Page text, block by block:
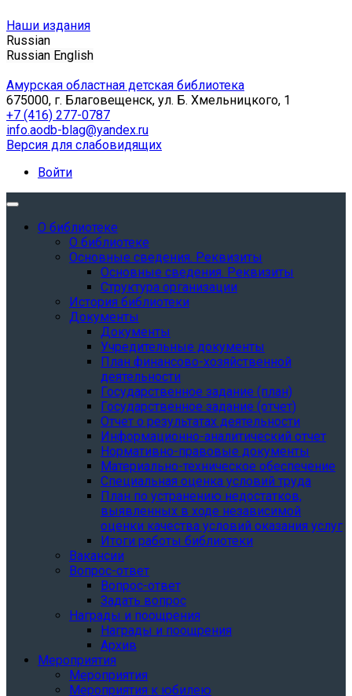
Наши издания
Russian
Russian English
Амурская областная детская библиотека
675000, г. Благовещенск, ул. Б. Хмельницкого, 1
+7 (416) 277-0787
info.aodb-blag@yandex.ru
Версия для слабовидящих
Войти
О библиотеке
О библиотеке
Основные сведения. Реквизиты
Основные сведения. Реквизиты
Структура организации
История библиотеки
Документы
Документы
Учредительные документы
План финансово-хозяйственной
деятельности
Государственное задание (план)
Государственное задание (отчет)
Отчет о результатах деятельности
Информационно-аналитический отчет
Нормативно-правовые документы
Материально-техническое обеспечение
Специальная оценка условий труда
План по устранению недостатков,
выявленных в ходе независимой
оценки качества условий оказания услуг
Итоги работы библиотеки
Вакансии
Вопрос-ответ
Вопрос-ответ
Задать вопрос
Награды и поощрения
Награды и поощрения
Архив
Мероприятия
Мероприятия
Мероприятия к юбилею